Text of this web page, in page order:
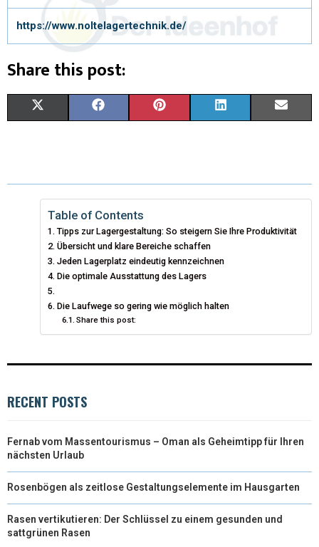
https://www.noltelagertechnik.de/
Share this post:
W
I
T
T
E
R
)
E
O
O
T
R
E
T
K
D
I
Table of Contents
Tipps zur Lagergestaltung: So steigern Sie Ihre Produktivität
Übersicht und klare Bereiche schaffen
Jeden Lagerplatz eindeutig kennzeichnen
Die optimale Ausstattung des Lagers
Die Laufwege so gering wie möglich halten
Share this post:
RECENT POSTS
Fernab vom Massentourismus – Oman als Geheimtipp für Ihren
nächsten Urlaub
Rosenbögen als zeitlose Gestaltungselemente im Hausgarten
Rasen vertikutieren: Der Schlüssel zu einem gesunden und
sattgrünen Rasen